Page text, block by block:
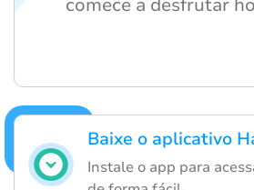
Baixe o aplicativo
Instale o app para